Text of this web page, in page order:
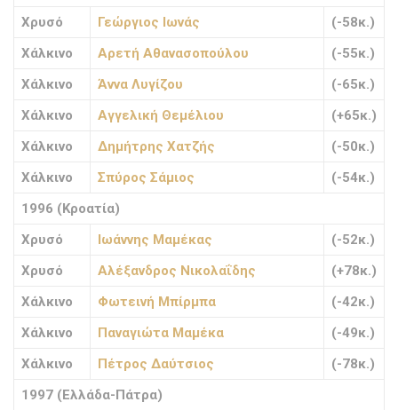
Χρυσό
Γεώργιος Ιωνάς
(-58κ.)
Χάλκινο
Αρετή Αθανασοπούλου
(-55κ.)
Χάλκινο
Άννα Λυγίζου
(-65κ.)
Χάλκινο
Αγγελική Θεμέλιου
(+65κ.)
Χάλκινο
Δημήτρης Χατζής
(-50κ.)
Χάλκινο
Σπύρος Σάμιος
(-54κ.)
1996 (Κροατία)
Χρυσό
Ιωάννης Μαμέκας
(-52κ.)
Χρυσό
Αλέξανδρος Νικολαΐδης
(+78κ.)
Χάλκινο
Φωτεινή Μπίρμπα
(-42κ.)
Χάλκινο
Παναγιώτα Μαμέκα
(-49κ.)
Χάλκινο
Πέτρος Δαύτσιος
(-78κ.)
1997 (Ελλάδα-Πάτρα)